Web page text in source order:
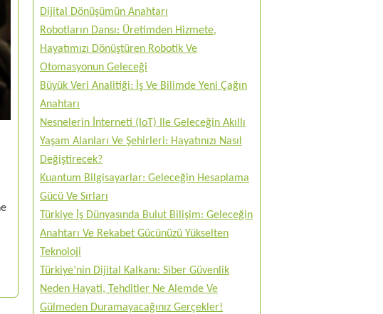
Dijital Dönüşümün Anahtarı
Robotların Dansı: Üretimden Hizmete,
Hayatımızı Dönüştüren Robotik Ve
Otomasyonun Geleceği
Büyük Veri Analitiği: İş Ve Bilimde Yeni Çağın
Anahtarı
Nesnelerin İnterneti (IoT) Ile Geleceğin Akıllı
Yaşam Alanları Ve Şehirleri: Hayatınızı Nasıl
Değiştirecek?
Kuantum Bilgisayarlar: Geleceğin Hesaplama
Gücü Ve Sırları
Türkiye İş Dünyasında Bulut Bilişim: Geleceğin
Anahtarı Ve Rekabet Gücünüzü Yükselten
Teknoloji
Türkiye’nin Dijital Kalkanı: Siber Güvenlik
Neden Hayati, Tehditler Ne Alemde Ve
Gülmeden Duramayacağınız Gerçekler!